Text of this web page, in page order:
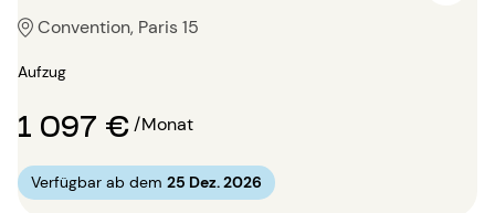
Convention, Paris 15
Aufzug
1 097 €/Monat
Verfügbar ab dem 25 Dez. 2026